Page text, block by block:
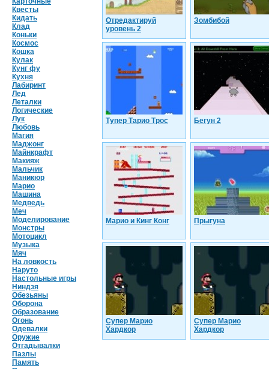
Квесты
Кидать
Клад
Коньки
Космос
Кошка
Кулак
Кунг фу
Кухня
Лабиринт
Лед
Леталки
Логические
Лук
Любовь
Магия
Маджонг
Майнкрафт
Макияж
Мальчик
Маникюр
Марио
Машина
Медведь
Меч
Моделирование
Монстры
Мотоцикл
Музыка
Мяч
На ловкость
Наруто
Настольные игры
Ниндзя
Обезьяны
Оборона
Образование
Огонь
Одевалки
Оружие
Отгадывалки
Пазлы
Память
Отредактируй
уровень 2
Зомбибой
Тупер Тарио Трос Бегун 2
Марио и Кинг Конг Прыгуна
Супер Марио
Хардкор
Супер Марио
Хардкор